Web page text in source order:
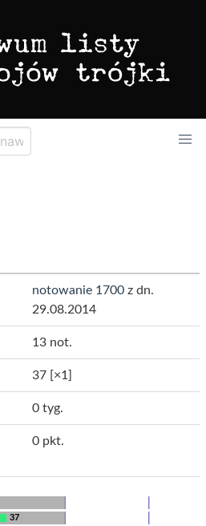
notowanie 1700 z dn.
29.08.2014
13 not.
37 [×1]
0 tyg.
0 pkt.
37